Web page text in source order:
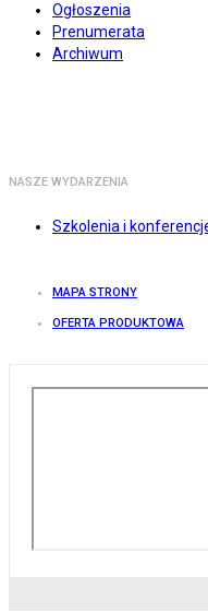
Ogłoszenia
Prenumerata
Archiwum
NASZE WYDARZENIA
Szkolenia i
MAPA STRONY
OFERTA PRODUKTOWA